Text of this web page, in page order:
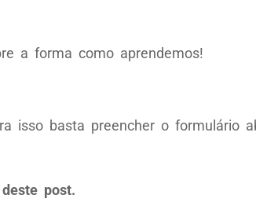
a forma como aprendemos!
isso basta preencher o formulário
post.